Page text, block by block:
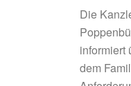
Die
informiert
dem